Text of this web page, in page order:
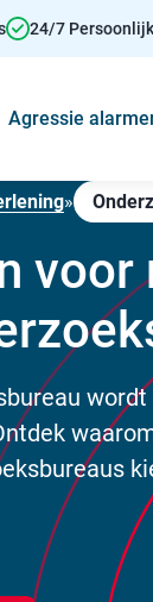
24/7
Agressie
»
voor